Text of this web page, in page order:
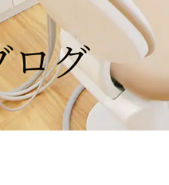
ログ